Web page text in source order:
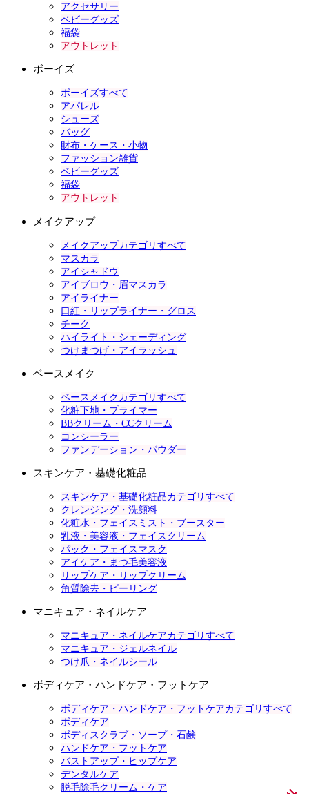
アクセサリー
ベビーグッズ
福袋
アウトレット
ボーイズ
ボーイズすべて
アパレル
シューズ
バッグ
財布・ケース・小物
ファッション雑貨
ベビーグッズ
福袋
アウトレット
メイクアップ
メイクアップカテゴリすべて
マスカラ
アイシャドウ
アイブロウ・眉マスカラ
アイライナー
口紅・リップライナー・グロス
チーク
ハイライト・シェーディング
つけまつげ・アイラッシュ
ベースメイク
ベースメイクカテゴリすべて
化粧下地・プライマー
BBクリーム・CCクリーム
コンシーラー
ファンデーション・パウダー
スキンケア・基礎化粧品
スキンケア・基礎化粧品カテゴリすべて
クレンジング・洗顔料
化粧水・フェイスミスト・ブースター
乳液・美容液・フェイスクリーム
パック・フェイスマスク
アイケア・まつ毛美容液
リップケア・リップクリーム
角質除去・ピーリング
マニキュア・ネイルケア
マニキュア・ネイルケアカテゴリすべて
マニキュア・ジェルネイル
つけ爪・ネイルシール
ボディケア・ハンドケア・フットケア
ボディケア・ハンドケア・フットケアカテゴリすべて
ボディケア
ボディスクラブ・ソープ・石鹸
ハンドケア・フットケア
バストアップ・ヒップケア
デンタルケア
脱毛除毛クリーム・ケア